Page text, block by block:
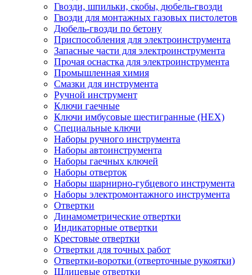
Гвозди, шпильки, скобы, дюбель-гвозди
Гвозди для монтажных газовых пистолетов
Дюбель-гвозди по бетону
Приспособления для электроинструмента
Запасные части для электроинструмента
Прочая оснастка для электроинструмента
Промышленная химия
Смазки для инструмента
Ручной инструмент
Ключи гаечные
Ключи имбусовые шестигранные (HEX)
Специальные ключи
Наборы ручного инструмента
Наборы автоинструмента
Наборы гаечных ключей
Наборы отверток
Наборы шарнирно-губцевого инструмента
Наборы электромонтажного инструмента
Отвертки
Динамометрические отвертки
Индикаторные отвертки
Крестовые отвертки
Отвертки для точных работ
Отвертки-воротки (отверточные рукоятки)
Шлицевые отвертки